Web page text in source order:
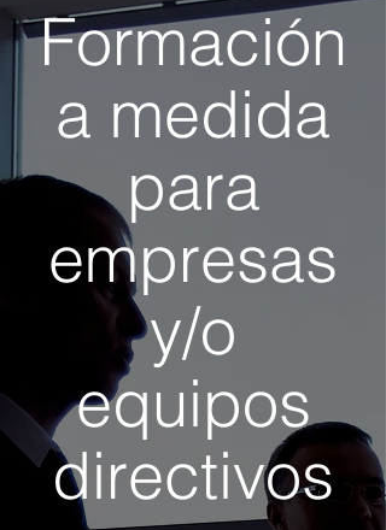
Formación
a medida
para
empresas
y/o
equipos
directivos